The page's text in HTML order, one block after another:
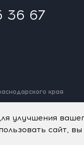
36 67
края
нажмите Ctrl+Enter.
улучшения
сайт,